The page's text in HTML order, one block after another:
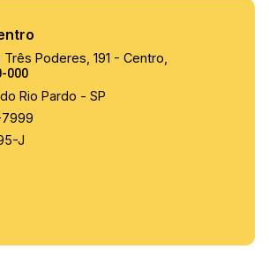
Poderes, 191 - Centro,
000
Rio Pardo - SP
J